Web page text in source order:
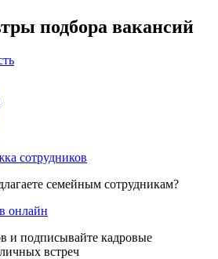
подбора вакансий
сотрудников
семейным сотрудникам?
онлайн
и подписывайте кадровые
встреч